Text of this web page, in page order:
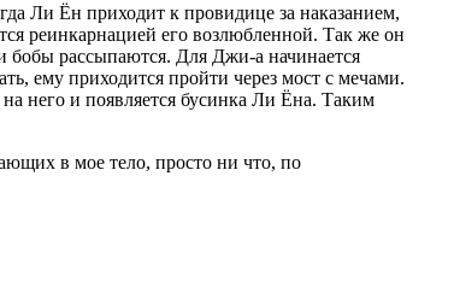
Ли Ён приходит к провидице за наказанием,
реинкарнацией его возлюбленной. Так же он
бобы рассыпаются. Для Джи-а начинается
ему приходится пройти через мост с мечами.
него и появляется бусинка Ли Ёна. Таким
в мое тело, просто ни что, по